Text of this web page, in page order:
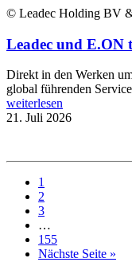
© Leadec Holding BV
Leadec und E.ON
Direkt in den Werken
global führenden
weiterlesen
21. Juli 2026
1
2
3
…
155
Nächste Seite »